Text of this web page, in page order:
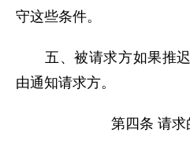
守这些条件。
五、被请求方如果推迟
由通知请求方。
第四条 请求